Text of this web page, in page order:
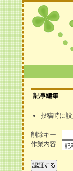
記事編集
投稿時に設
削除キー
作業内容